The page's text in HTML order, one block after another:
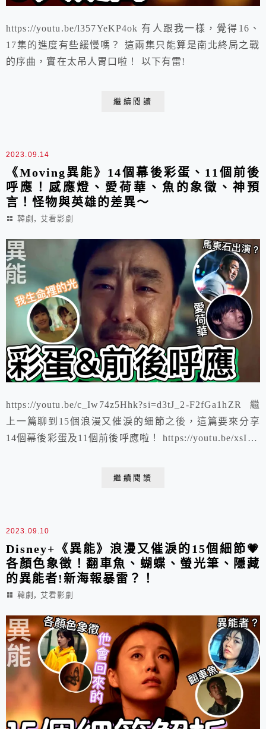
https://youtu.be/l357YeKP4ok 有人跟我一樣，覺得16、
17集的進度有些緩慢嗎？ 這兩集只能算是南北終局之戰
的序曲，實在太吊人胃口啦！ 以下有雷!
繼續閱讀
2023.09.14
《Moving異能》14個幕後彩蛋、11個前後
呼應！感應燈、愛荷華、魚的象徵、神預
言！怪物與英雄的差異～
韓劇 , 艾看影劇
https://youtu.be/c_Iw74z5Hhk?si=d3tJ_2-F2fGa1hZR 繼
上一篇聊到15個浪漫又催淚的細節之後，這篇要來分享
14個幕後彩蛋及11個前後呼應啦！ https://youtu.be/xsIIh-
繼續閱讀
2023.09.10
Disney+《異能》浪漫又催淚的15個細節💗
各顏色象徵！翻車魚、蝴蝶、螢光筆、隱藏
的異能者!新海報暴雷？！
韓劇 , 艾看影劇